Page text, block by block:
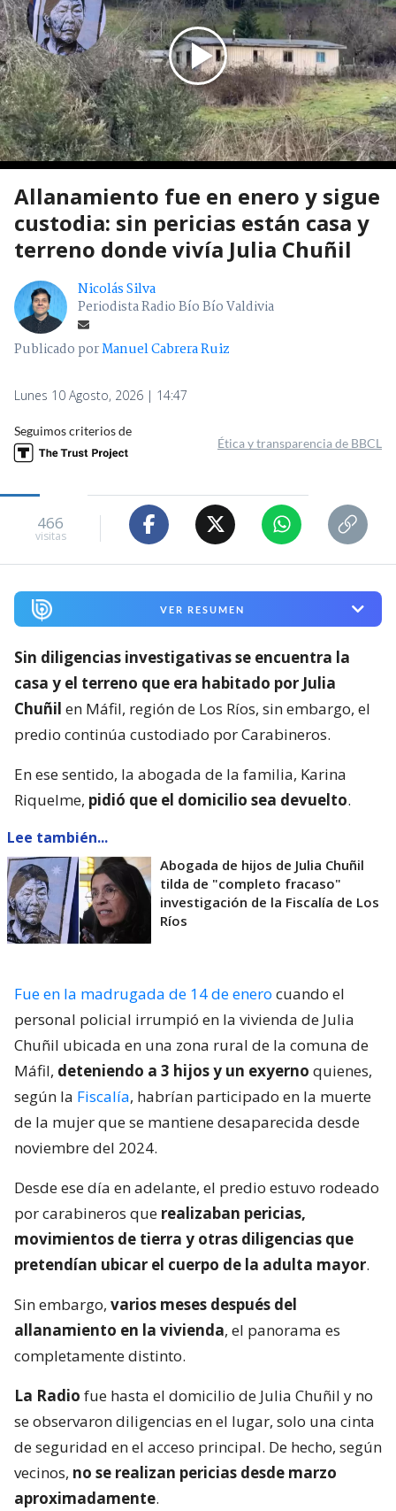
Allanamiento fue en enero y sigue
custodia: sin pericias están casa y
terreno donde vivía Julia Chuñil
Nicolás Silva
Periodista Radio Bío Bío Valdivia
Publicado porManuel Cabrera Ruiz
Lunes 10 Agosto, 2026 | 14:47
Seguimos criterios de
Ética y transparencia de BBCL
466
visitas
VER RESUMEN
Sin diligencias investigativas se encuentra la
casa y el terreno que era habitado por Julia
Chuñil en Máfil, región de Los Ríos, sin embargo, el
predio continúa custodiado por Carabineros.
En ese sentido, la abogada de la familia, Karina
Riquelme, pidió que el domicilio sea devuelto.
Lee también...
Abogada de hijos de Julia Chuñil
tilda de "completo fracaso"
investigación de la Fiscalía de Los
Ríos
Fue en la madrugada de 14 de enero cuando el
personal policial irrumpió en la vivienda de Julia
Chuñil ubicada en una zona rural de la comuna de
Máfil, deteniendo a 3 hijos y un exyerno quienes,
según la Fiscalía, habrían participado en la muerte
de la mujer que se mantiene desaparecida desde
noviembre del 2024.
Desde ese día en adelante, el predio estuvo rodeado
por carabineros que realizaban pericias,
movimientos de tierra y otras diligencias que
pretendían ubicar el cuerpo de la adulta mayor.
Sin embargo, varios meses después del
allanamiento en la vivienda, el panorama es
completamente distinto.
La Radio fue hasta el domicilio de Julia Chuñil y no
se observaron diligencias en el lugar, solo una cinta
de seguridad en el acceso principal. De hecho, según
vecinos, no se realizan pericias desde marzo
aproximadamente.